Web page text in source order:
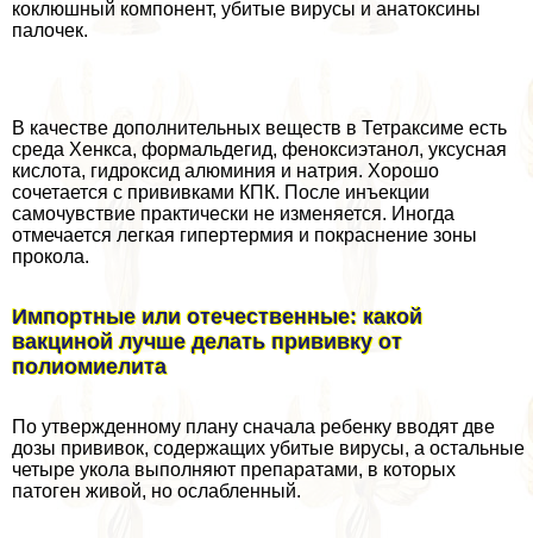
коклюшный компонент, убитые вирусы и анатоксины
палочек.
В качестве дополнительных веществ в Тетpaксиме есть
среда Хенкса, формальдегид, феноксиэтанол, уксусная
кислота, гидроксид алюминия и натрия. Хорошо
сочетается с прививками КПК. После инъекции
самочувствие пpaктически не изменяется. Иногда
отмечается легкая гипертермия и покраснение зоны
прокола.
Импортные или отечественные: какой
вакциной лучше делать прививку от
полиомиелита
По утвержденному плану сначала ребенку вводят две
дозы прививок, содержащих убитые вирусы, а остальные
четыре укола выполняют препаратами, в которых
патоген живой, но ослабленный.